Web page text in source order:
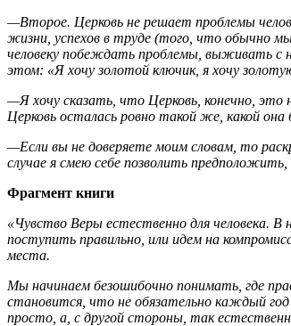
—Второе. Церковь не решает проблемы
жизни, успехов в труде (того, что обычно
человеку побеждать проблемы, выживать с
этом: «Я хочу золотой ключик, я хочу
—Я хочу сказать, что Церковь, конечно,
Церковь осталась ровно такой же, какой она
—Если вы не доверяете моим словам, то
случае я смею себе позволить
Фрагмент книги
«Чувство Веры естественно для человека.
поступить правильно, или идем на
места.
Мы начинаем безошибочно понимать, где
становится, что не обязательно каждый
просто, а, с другой стороны, так